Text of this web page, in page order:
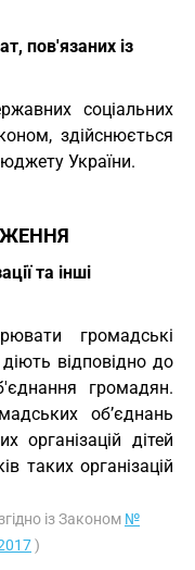
пов'язаних із
соціальних
здійснюється
України.
та інші
громадські
відповідно до
громадян.
об’єднань
організацій дітей
таких організацій
із Законом №
)